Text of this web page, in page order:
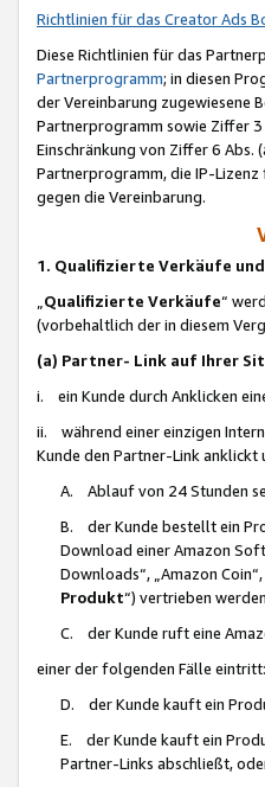
Richtlinien für das Creator Ads
Diese Richtlinien für das
Partnerprogramm; in diesen
der Vereinbarung zugewiesene
Partnerprogramm sowie Ziffer
Einschränkung von Ziffer 6 Abs.
Partnerprogramm, die IP-
gegen die Vereinbarung.
1. Qualifizierte Verkäufe
Qualifizierte Verkäufe“
(vorbehaltlich der in diesem
(a) Partner- Link auf Ihrer
i. ein Kunde durch Anklicken
ii. während einer einzigen
Kunde den Partner-Link
A. Ablauf von 24 Stunden
B. der Kunde bestellt ein
Download einer Amazon
Downloads“, „Amazon
Produkt“) vertrieben
C. der Kunde ruft eine
einer der folgenden Fälle eintritt:
D. der Kunde kauft ein
E. der Kunde kauft ein
Partner-Links abschließt,